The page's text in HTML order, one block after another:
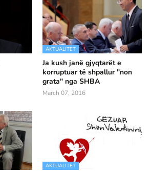
AKTUALITET
Ja kush janë gjyqtarët e
korruptuar të shpallur "non
grata" nga SHBA
March 07, 2016
AKTUALITET